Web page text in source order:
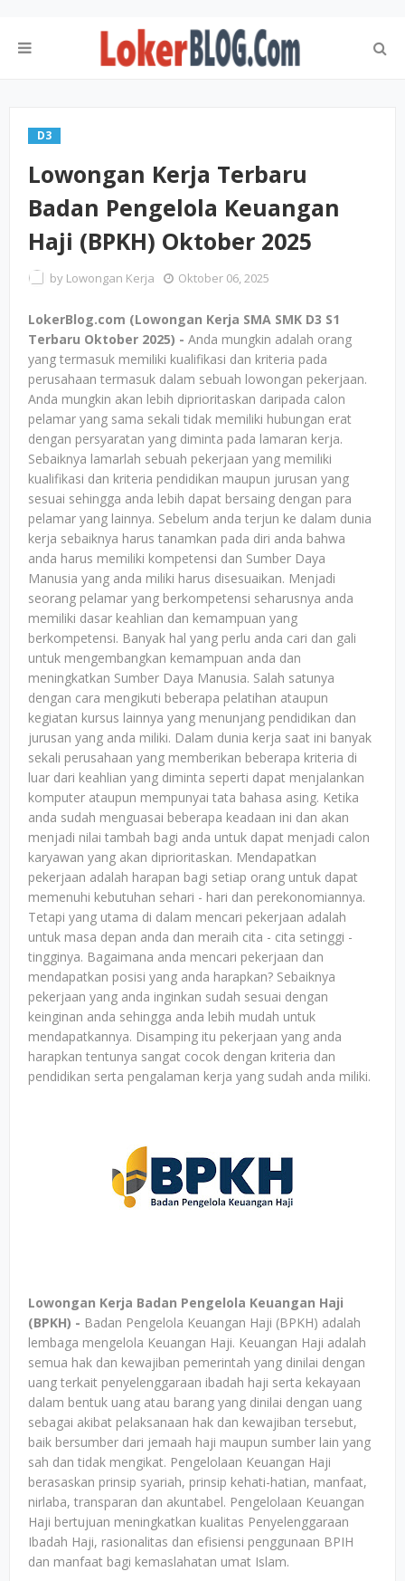
D3
Lowongan Kerja Terbaru
Badan Pengelola Keuangan
Haji (BPKH) Oktober 2025
by Lowongan Kerja Oktober 06, 2025
LokerBlog.com (Lowongan Kerja SMA SMK D3 S1
Terbaru Oktober 2025) - Anda mungkin adalah orang
yang termasuk memiliki kualifikasi dan kriteria pada
perusahaan termasuk dalam sebuah lowongan pekerjaan.
Anda mungkin akan lebih diprioritaskan daripada calon
pelamar yang sama sekali tidak memiliki hubungan erat
dengan persyaratan yang diminta pada lamaran kerja.
Sebaiknya lamarlah sebuah pekerjaan yang memiliki
kualifikasi dan kriteria pendidikan maupun jurusan yang
sesuai sehingga anda lebih dapat bersaing dengan para
pelamar yang lainnya. Sebelum anda terjun ke dalam dunia
kerja sebaiknya harus tanamkan pada diri anda bahwa
anda harus memiliki kompetensi dan Sumber Daya
Manusia yang anda miliki harus disesuaikan. Menjadi
seorang pelamar yang berkompetensi seharusnya anda
memiliki dasar keahlian dan kemampuan yang
berkompetensi. Banyak hal yang perlu anda cari dan gali
untuk mengembangkan kemampuan anda dan
meningkatkan Sumber Daya Manusia. Salah satunya
dengan cara mengikuti beberapa pelatihan ataupun
kegiatan kursus lainnya yang menunjang pendidikan dan
jurusan yang anda miliki. Dalam dunia kerja saat ini banyak
sekali perusahaan yang memberikan beberapa kriteria di
luar dari keahlian yang diminta seperti dapat menjalankan
komputer ataupun mempunyai tata bahasa asing. Ketika
anda sudah menguasai beberapa keadaan ini dan akan
menjadi nilai tambah bagi anda untuk dapat menjadi calon
karyawan yang akan diprioritaskan. Mendapatkan
pekerjaan adalah harapan bagi setiap orang untuk dapat
memenuhi kebutuhan sehari - hari dan perekonomiannya.
Tetapi yang utama di dalam mencari pekerjaan adalah
untuk masa depan anda dan meraih cita - cita setinggi -
tingginya. Bagaimana anda mencari pekerjaan dan
mendapatkan posisi yang anda harapkan? Sebaiknya
pekerjaan yang anda inginkan sudah sesuai dengan
keinginan anda sehingga anda lebih mudah untuk
mendapatkannya. Disamping itu pekerjaan yang anda
harapkan tentunya sangat cocok dengan kriteria dan
pendidikan serta pengalaman kerja yang sudah anda miliki.
Lowongan Kerja Badan Pengelola Keuangan Haji
(BPKH) - Badan Pengelola Keuangan Haji (BPKH) adalah
lembaga mengelola Keuangan Haji. Keuangan Haji adalah
semua hak dan kewajiban pemerintah yang dinilai dengan
uang terkait penyelenggaraan ibadah haji serta kekayaan
dalam bentuk uang atau barang yang dinilai dengan uang
sebagai akibat pelaksanaan hak dan kewajiban tersebut,
baik bersumber dari jemaah haji maupun sumber lain yang
sah dan tidak mengikat. Pengelolaan Keuangan Haji
berasaskan prinsip syariah, prinsip kehati-hatian, manfaat,
nirlaba, transparan dan akuntabel. Pengelolaan Keuangan
Haji bertujuan meningkatkan kualitas Penyelenggaraan
Ibadah Haji, rasionalitas dan efisiensi penggunaan BPIH
dan manfaat bagi kemaslahatan umat Islam.